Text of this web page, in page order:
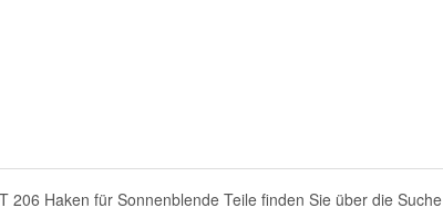
206 Haken für Sonnenblende Teile finden Sie über die Suche